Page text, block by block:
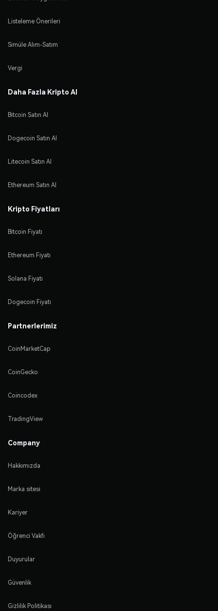
Listeleme Önerileri
Simüle Alım-Satım
Vergi
Daha Fazla Kripto Al
Bitcoin Satın Al
Dogecoin Satın Al
Litecoin Satın Al
Ethereum Satın Al
Kripto Fiyatları
Bitcoin Fiyatı
Ethereum Fiyatı
Solana Fiyatı
Dogecoin Fiyatı
Partnerlerimiz
CoinMarketCap
CoinGecko
Coincodex
TradingView
Company
Hakkımızda
Marka sitesi
Kariyer
Öğrenci Vakfı
Duyurular
Güvenlik
Gizlilik Politikası